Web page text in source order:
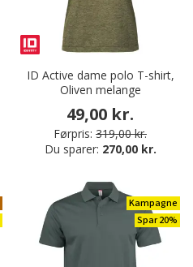
ID Active dame polo T-shirt,
Oliven melange
49,00 kr.
Førpris: 319,00 kr.
Du sparer: 270,00 kr.
Kampagne
Spar 20%